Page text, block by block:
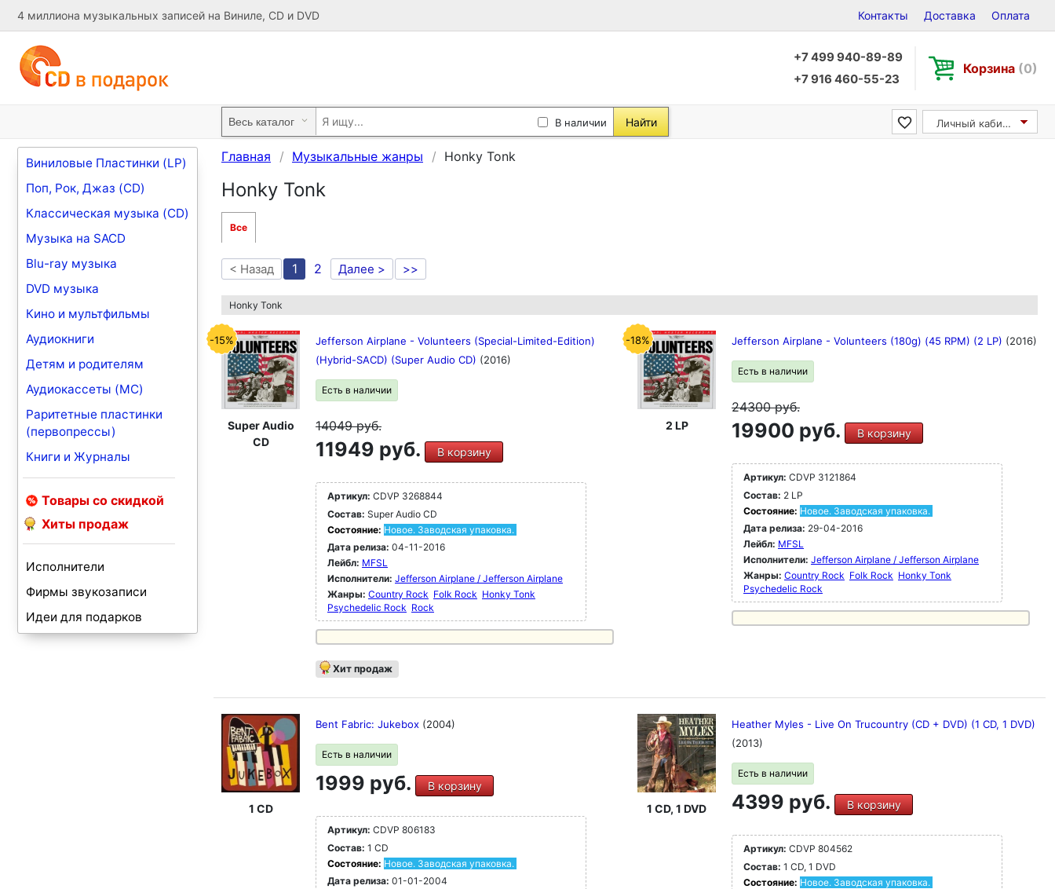
4 миллиона музыкальных записей на Виниле, CD и DVD Контакты Доставка Оплата
+7 499 940-89-89
+7 916 460-55-23
Корзина (0)
В наличии Найти Личный кабинет
Виниловые Пластинки (LP)
Поп, Рок, Джаз (CD)
Классическая музыка (CD)
Музыка на SACD
Blu-ray музыка
DVD музыка
Кино и мультфильмы
Аудиокниги
Детям и родителям
Аудиокассеты (MC)
Раритетные пластинки
(первопрессы)
Книги и Журналы
Товары со скидкой
Хиты продаж
Исполнители
Фирмы звукозаписи
Идеи для подарков
Главная Музыкальные жанры Honky Tonk
Honky Tonk
Все
< Назад 1 2 Далее > >>
Honky Tonk
-15%
Super Audio
CD
Jefferson Airplane - Volunteers (Special-Limited-Edition)
(Hybrid-SACD) (Super Audio CD) (2016)
Есть в наличии
14049руб.
11949 руб. В корзину
Артикул: CDVP 3268844
Состав: Super Audio CD
Состояние: Новое. Заводская упаковка.
Дата релиза: 04-11-2016
Лейбл: MFSL
Исполнители: Jefferson Airplane / Jefferson Airplane
Жанры: Country Rock Folk Rock Honky Tonk
Psychedelic Rock Rock
Хит продаж
-18%
2 LP
Jefferson Airplane - Volunteers (180g) (45 RPM) (2 LP) (2016)
Есть в наличии
24300руб.
19900 руб. В корзину
Артикул: CDVP 3121864
Состав: 2 LP
Состояние: Новое. Заводская упаковка.
Дата релиза: 29-04-2016
Лейбл: MFSL
Исполнители: Jefferson Airplane / Jefferson Airplane
Жанры: Country Rock Folk Rock Honky Tonk
Psychedelic Rock
1 CD
Bent Fabric: Jukebox (2004)
Есть в наличии
1999 руб. В корзину
Артикул: CDVP 806183
Состав: 1 CD
Состояние: Новое. Заводская упаковка.
Дата релиза: 01-01-2004
1 CD, 1 DVD
Heather Myles - Live On Trucountry (CD + DVD) (1 CD, 1 DVD)
(2013)
Есть в наличии
4399 руб. В корзину
Артикул: CDVP 804562
Состав: 1 CD, 1 DVD
Состояние: Новое. Заводская упаковка.